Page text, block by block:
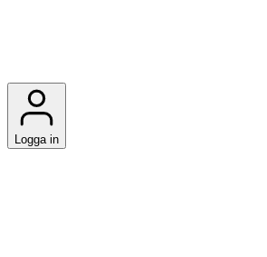
Logga in